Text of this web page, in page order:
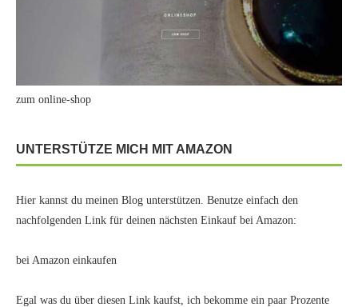
zum online-shop
UNTERSTÜTZE MICH MIT AMAZON
Hier kannst du meinen Blog unterstützen. Benutze einfach den
nachfolgenden Link für deinen nächsten Einkauf bei Amazon:
bei Amazon einkaufen
Egal was du über diesen Link kaufst, ich bekomme ein paar Prozente